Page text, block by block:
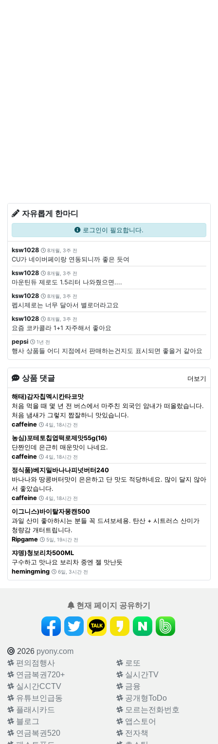
자유롭게 한마디
로그인이 필요합니다.
ksw1028 8개월, 3주 전
CU가 네이버페이랑 연동되니까 좋은 듯여
ksw1028
8개월, 3주 전
마운틴듀 제로도 1.5리터 나와줬으면....
ksw1028
8개월, 3주 전
펩시제로는 너무 달아서 별로더라고요
ksw1028
8개월, 3주 전
요즘 코카콜라 1+1 자주해서 좋아요
pepsi
1년 전
행사 상품들 어디 지점에서 판매하는건지도 표시되면 좋을거 같아요
상품 댓글 더보기
해태)감자칩멕시칸타코맛
처음 먹을 때 몇 년 전 버스에서 마주친 외국인 암내가 떠올랐습니다.
처음 냄새가 그렇지 짭잘하니 맛있습니다.
caffeine
4일, 18시간 전
농심)포테토칩엽떡로제맛55g(16)
단짠인데 은근히 매운맛이 나네요.
caffeine
4일, 18시간 전
정식품)베지밀바나나피넛버터240
바나나와 땅콩버터맛이 은은하고 단 맛도 적당하네요. 많이 달지 않아
서 좋았습니다.
caffeine
4일, 18시간 전
이그니스)바이탈자몽캔500
과일 산미 좋아하시는 분들 꼭 드셔보세용. 탄산 + 시트러스 산미가
청량감 개터트립니다.
Ripgame
5일, 19시간 전
쟈뎅)청보리차500ML
구수하고 맛나요 보리차 중엔 젤 맛난듯
hemingming
6일, 3시간 전
현재 페이지 공유하기
2026 pyony.com
편의점행사
로또
연금복권720+
실시간TV
실시간CCTV
금융
유튜브인급동
공개형ToDo
플래시카드
모르는전화번호
블로그
앱스토어
연금복권520
전자책